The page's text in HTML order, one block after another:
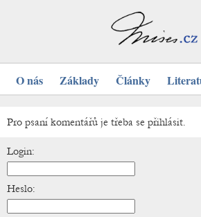
O nás Základy Články
Pro psaní komentářů je třeba se přihlásit.
Login:
Heslo: